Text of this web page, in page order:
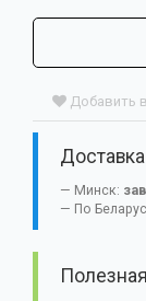
Добавить
Доставка
Минск:
По